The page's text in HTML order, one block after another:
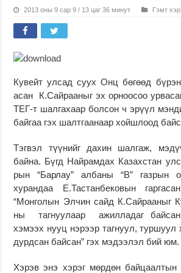
2013 оны 9 сар 9 / 13 цаг 36 минут Гэмт
Кувейт улсад суух Онц бөгөөд
асан К.Сай­рааныг эх орноосоо
ТЕГ-т шалгахаар болсон ч эрүүл
байгаа гэх шалтгаанаар хойшлоод
Тэгвэл түүнийг дахин шалгаж,
байна. Бүгд Найрамдах Казахс­тан
рын “Барлау” албаны “В” газрын
хурандаа Е.Тастанбековын
“Монголын Элчин сайд К.Сай­­­­рааныг
ны тагнуулаар ажил­­­­­­­­­­­­ла­даг
хэмээх нууц нэрээр тагнуул, туршуул
дурдсан байсан” гэх мэдээлэл бий юм.
Хэрэв энэ хэрэг мөрдөн байцаалтын